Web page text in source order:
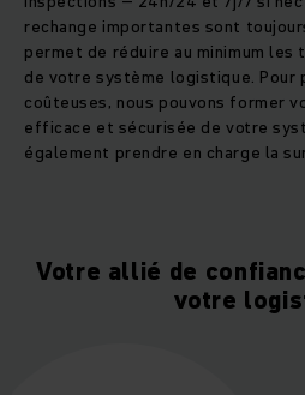
rechange importantes sont
permet de réduire au minimum
de votre système logistique. Pour
coûteuses, nous pouvons former
efficace et sécurisée de votre
également prendre en charge la
Votre allié de
votre